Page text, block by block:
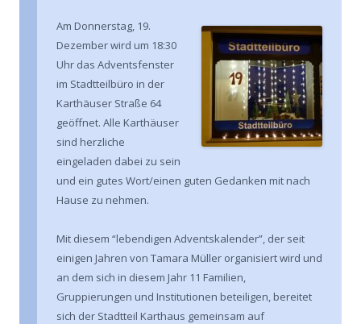
Am Donnerstag, 19.
Dezember wird um 18:30
Uhr das Adventsfenster
im Stadtteilbüro in der
Karthäuser Straße 64
geöffnet. Alle Karthäuser
sind herzliche
eingeladen dabei zu sein
und ein gutes Wort/einen guten Gedanken mit nach
Hause zu nehmen.
Mit diesem “lebendigen Adventskalender”, der seit
einigen Jahren von Tamara Müller organisiert wird und
an dem sich in diesem Jahr 11 Familien,
Gruppierungen und Institutionen beteiligen, bereitet
sich der Stadtteil Karthaus gemeinsam auf